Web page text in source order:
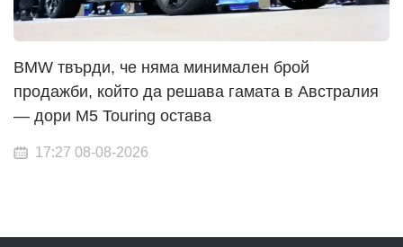
BMW твърди, че няма минимален брой
продажби, който да решава гамата в Австралия
— дори M5 Touring остава
17:27 08-08-2026